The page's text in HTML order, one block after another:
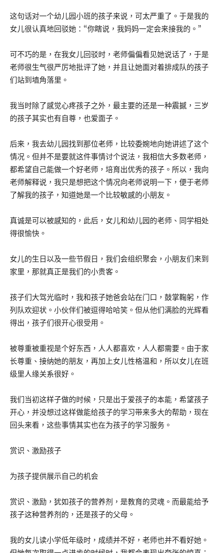
这句话对一个幼儿园小班的孩子来说，可太严重了。于是我的
女儿很认真地回驳她：“你瞎说，我妈妈一定会来接我的。”
可不巧的是，在我女儿回驳时，老师偏偏看见她说话了，于是
老师很生气很严厉地批评了她，并且让她面对着排成队的孩子
们站到墙角落里。
我当时除了感觉心疼孩子之外，最主要的还是一种震撼，三岁
的孩子其实也有自尊，也爱面子。
后来，我去幼儿园找到那位老师，比较委婉地向她讲述了这个
情况。但并不是要就这件事情讨个说法，我相信大多数老师，
都希望自己能做一个好老师，培育出优秀的孩子。所以，我向
老师解释说，我只是想把这个情况向老师说明一下，便于老师
了解我的孩子，知道她是一个比较敏感的小朋友。
真诚是可以被感知的，此后，女儿和幼儿园的老师、同学相处
得很愉快。
女儿的生日以及一些节假日，我们会组织聚会，小朋友们来到
家里，那就真正是我们的小贵客。
孩子们大驾光临时，我和孩子她爸会站在门口，鼓掌鞠躬，作
列队欢迎状。小伙伴们被逗得哈哈笑。但从他们满脸的光辉看
得出，孩子们很开心很受用。
被尊重被重视是个好东西，人人都喜欢，人人都需要。由于家
长尊重、接纳她的朋友，再加上女儿性格温和，所以女儿在班
级里人缘关系很好。
我们当初这样子做的时候，只是出于爱孩子的本能，希望孩子
开心，并没想过这样做能给孩子的学习带来多大的帮助，现在
回头来看，这些事情其实也在为孩子的学习服务。
赏识、激励孩子
为孩子提供展示自己的机会
赏识、激励，犹如孩子的营养剂，是教育的灵魂。而最能给予
孩子这种营养剂的，还是孩子的父母。
我的女儿读小学低年级时，成绩并不好，老师也并不看好她。